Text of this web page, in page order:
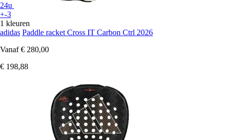
24u
+-3
1 kleuren
adidas Paddle racket Cross IT Carbon Ctrl 2026
Vanaf € 280,00
€ 198,88